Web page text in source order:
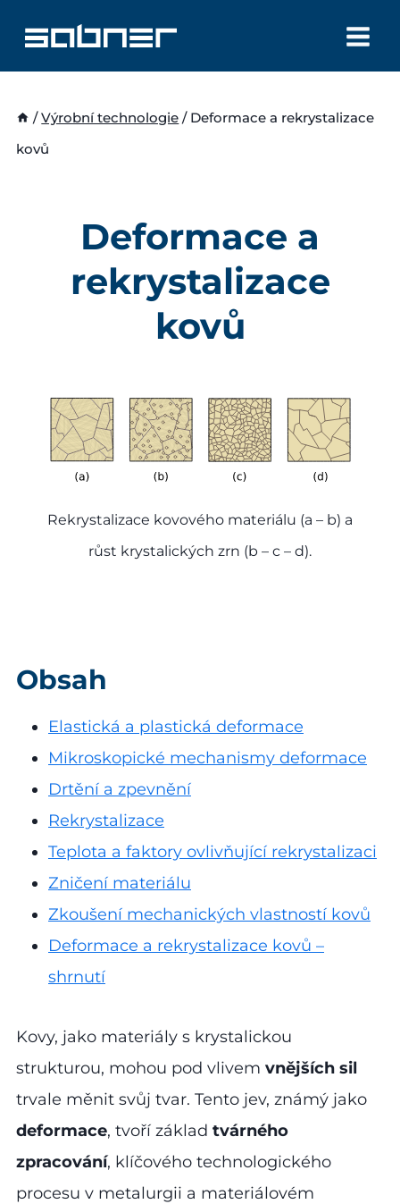
obsah
/ Výrobní technologie / Deformace a rekrystalizace
kovů
Deformace a
rekrystalizace
kovů
Rekrystalizace kovového materiálu (a – b) a
růst krystalických zrn (b – c – d).
Obsah
Elastická a plastická deformace
Mikroskopické mechanismy deformace
Drtění a zpevnění
Rekrystalizace
Teplota a faktory ovlivňující rekrystalizaci
Zničení materiálu
Zkoušení mechanických vlastností kovů
Deformace a rekrystalizace kovů –
shrnutí
Kovy, jako materiály s krystalickou
strukturou, mohou pod vlivem vnějších sil
trvale měnit svůj tvar. Tento jev, známý jako
deformace, tvoří základ tvárného
zpracování, klíčového technologického
procesu v metalurgii a materiálovém